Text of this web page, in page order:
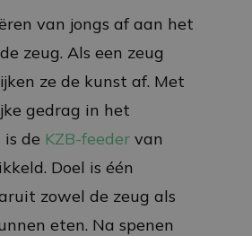
van jongs af aan het
zeug. Als een zeug
ze de kunst af. Met
gedrag in het
de KZB-feeder van
Doel is één
zowel de zeug als
eten. Na spenen